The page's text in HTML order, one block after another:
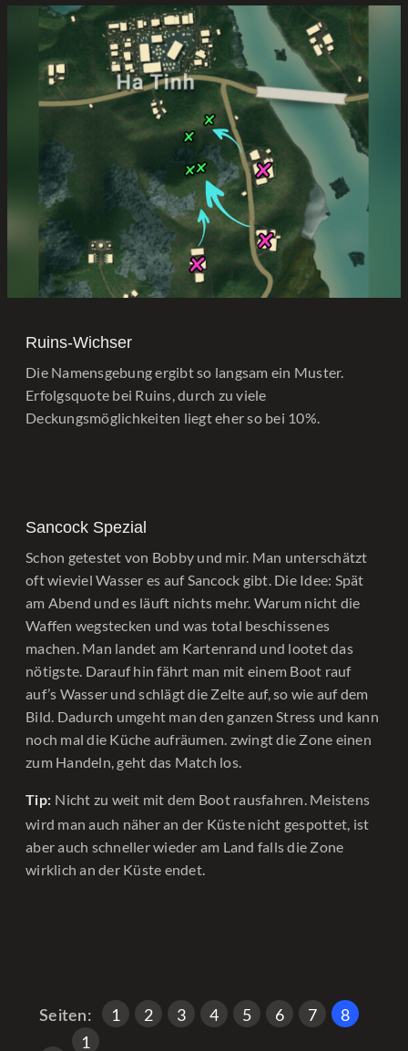
Ruins-Wichser
Die Namensgebung ergibt so langsam ein Muster.
Erfolgsquote bei Ruins, durch zu viele
Deckungsmöglichkeiten liegt eher so bei 10%.
Sancock Spezial
Schon getestet von Bobby und mir. Man unterschätzt
oft wieviel Wasser es auf Sancock gibt. Die Idee: Spät
am Abend und es läuft nichts mehr. Warum nicht die
Waffen wegstecken und was total beschissenes
machen. Man landet am Kartenrand und lootet das
nötigste. Darauf hin fährt man mit einem Boot rauf
auf’s Wasser und schlägt die Zelte auf, so wie auf dem
Bild. Dadurch umgeht man den ganzen Stress und kann
noch mal die Küche aufräumen. zwingt die Zone einen
zum Handeln, geht das Match los.
Tip: Nicht zu weit mit dem Boot rausfahren. Meistens
wird man auch näher an der Küste nicht gespottet, ist
aber auch schneller wieder am Land falls die Zone
wirklich an der Küste endet.
Seiten:
S
e
1 , S
e
2 , S
e
3 , S
e
4 , S
e
5 , S
e
6 , S
e
7 , Seite
8
, S
1